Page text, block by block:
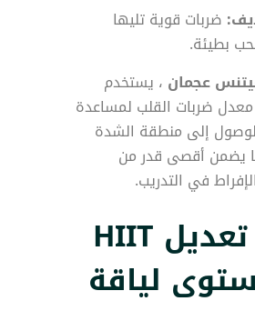
ضربات قوية تليها
بطيئة.
عجمان ، يستخدم
معدل ضربات القلب لمساعدة
إلى منطقة الشدة
يضمن أقصى قدر من
في التدريب.
كيفية تعديل HIIT
لياقة